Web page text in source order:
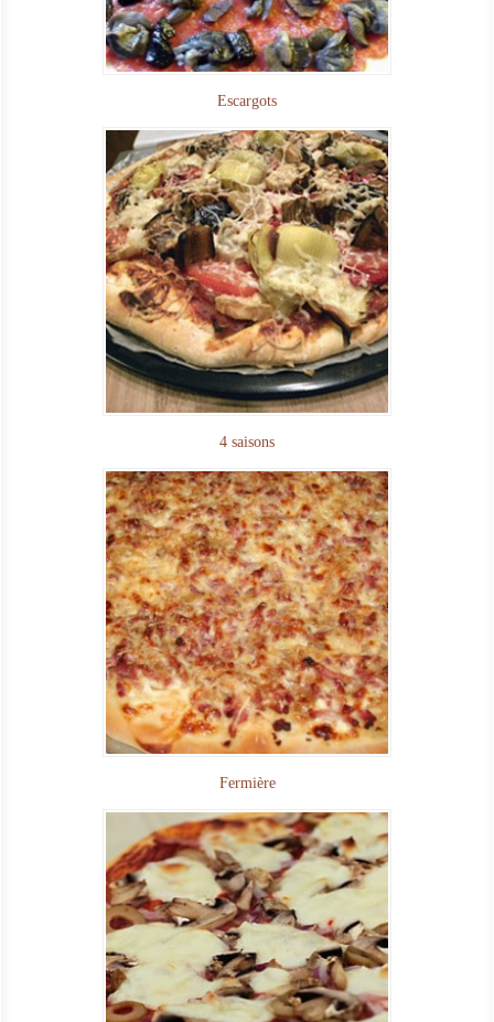
Escargots
4 saisons
Fermière